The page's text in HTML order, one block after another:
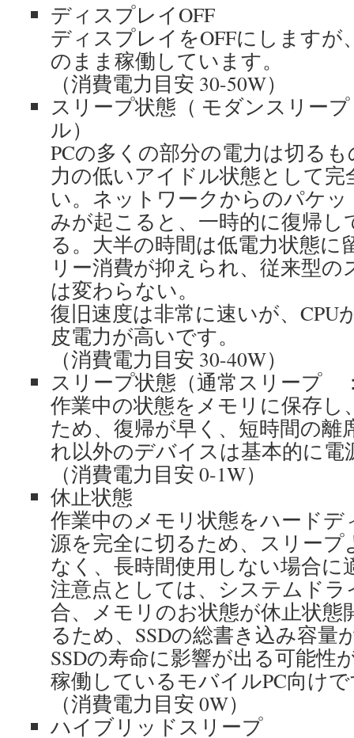
ディスプレイOFF
ディスプレイをOFFにしますが
のまま稼働しています。
（消費電力目安 30-50W）
スリープ状態（ モダンスリー
ル）
PCの多くの部分の電力は切る
力の低いアイドル状態として
い。ネットワークからのパケ
みが起こると、一時的に復帰し
る。大半の時間は低電力状態に
リー消費が抑えられ、従来型
は変わらない。
復旧速度は非常に速いが、CPU
皮電力が高いです。
（消費電力目安 30-40W）
スリープ状態（通常スリープ
作業中の状態をメモリに保存し
ため、復帰が早く、短時間の離
れ以外のデバイスは基本的に電
（消費電力目安 0-1W）
休止状態
作業中のメモリ状態をハードデ
源を完全に切るため、スリープ
なく、長時間使用しない場合に
注意点としては、システムドラ
合、メモリのお状態が休止状態
るため、SSDの総書き込み容量
SSDの寿命に影響が出る可能性
稼働しているモバイルPC向け
（消費電力目安 0W）
ハイブリッドスリープ